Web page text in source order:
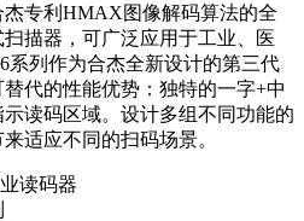
专利HMAX图像解码算法的全
描器，可广泛应用于工业、医
系列作为合杰全新设计的第三代
代的性能优势：独特的一字+中
读码区域。设计多组不同功能的
适应不同的扫码场景。
读码器